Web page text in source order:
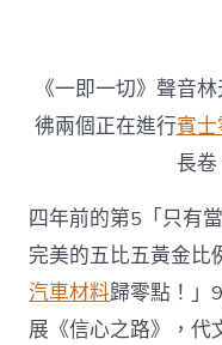
《一即一切》聲音
彿兩個正在進行賓士
長
四年前的第5「只有
完美的五比五黃金比
汽車材料歸零點！」
展《信心之路》，代